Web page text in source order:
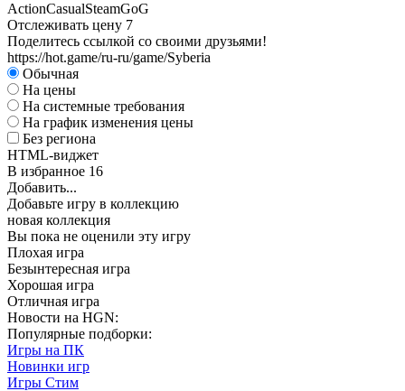
ActionCasualSteamGoG
Отслеживать цену 7
Поделитесь ссылкой со своими друзьями!
https://hot.game/ru-ru/game/Syberia
Обычная
На цены
На системные требования
На график изменения цены
Без региона
HTML-виджет
В избранное 16
Добавить...
Добавьте игру в коллекцию
новая коллекция
Вы пока не оценили эту игру
Плохая игра
Безынтересная игра
Хорошая игра
Отличная игра
Новости на HGN:
Популярные подборки:
Игры на ПК
Новинки игр
Игры Стим